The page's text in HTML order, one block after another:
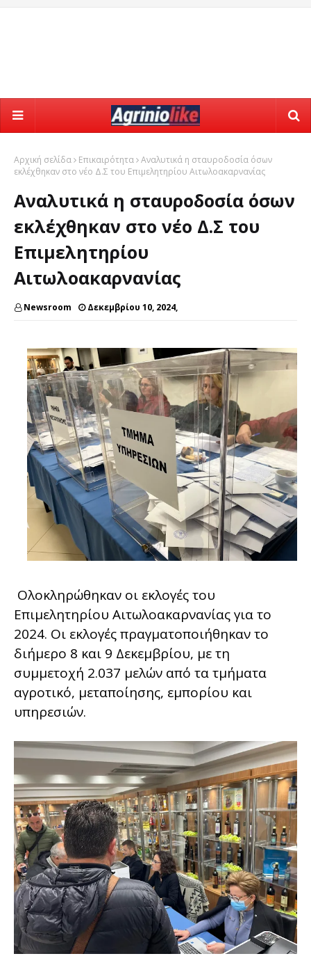
Αρχική σελίδα Επικαιρότητα Αναλυτικά η σταυροδοσία όσων
εκλέχθηκαν στο νέο Δ.Σ του Επιμελητηρίου Αιτωλοακαρνανίας
Αναλυτικά η σταυροδοσία όσων
εκλέχθηκαν στο νέο Δ.Σ του
Επιμελητηρίου
Αιτωλοακαρνανίας
Newsroom Δεκεμβρίου 10, 2024,
Ολοκληρώθηκαν οι εκλογές του
Επιμελητηρίου Αιτωλοακαρνανίας για το
2024. Οι εκλογές πραγματοποιήθηκαν το
διήμερο 8 και 9 Δεκεμβρίου, με τη
συμμετοχή 2.037 μελών από τα τμήματα
αγροτικό, μεταποίησης, εμπορίου και
υπηρεσιών.